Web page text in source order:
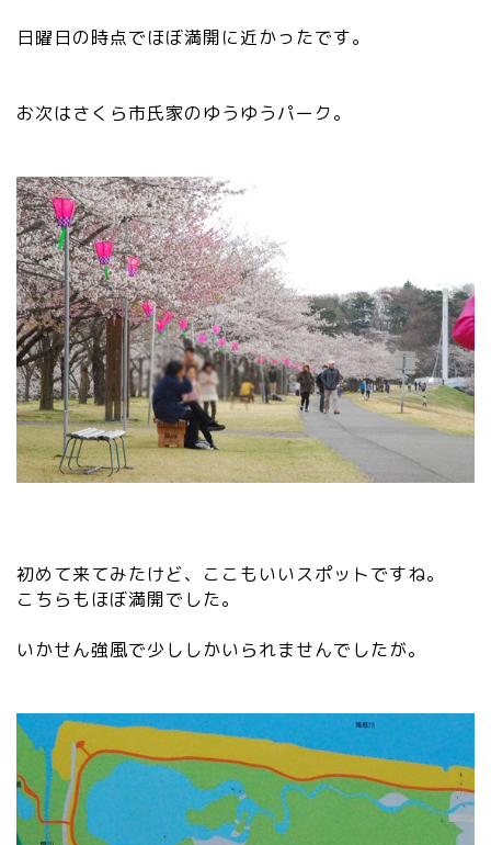
日曜日の時点でほぼ満開に近かったです。
お次はさくら市氏家のゆうゆうパーク。
初めて来てみたけど、ここもいいスポットですね。
こちらもほぼ満開でした。
いかせん強風で少ししかいられませんでしたが。